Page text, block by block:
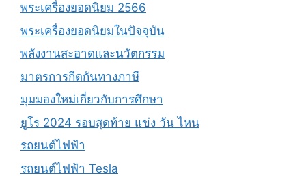
พระเครื่องยอดนิยม 2566
พระเครื่องยอดนิยมในปัจจุบัน
พลังงานสะอาดและนวัตกรรม
มาตรการกีดกันทางภาษี
มุมมองใหม่เกี่ยวกับการศึกษา
ยูโร 2024 รอบสุดท้าย แข่ง วัน ไหน
รถยนต์ไฟฟ้า
รถยนต์ไฟฟ้า Tesla